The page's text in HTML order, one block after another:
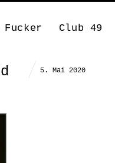
Club 49
5. Mai 2020